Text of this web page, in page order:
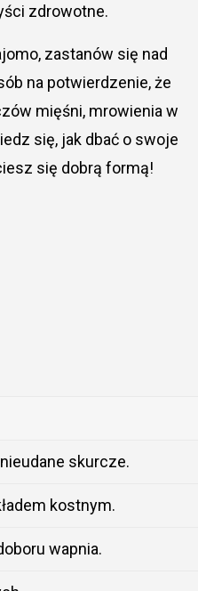
zdrowotne.
zastanów się nad
na potwierdzenie, że
mięśni, mrowienia w
się, jak dbać o swoje
się dobrą formą!
skurcze.
kostnym.
wapnia.